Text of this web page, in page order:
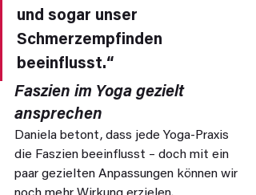
und sogar unser
Schmerzempfinden
beeinflusst.“
Faszien im Yoga gezielt
ansprechen
Daniela betont, dass jede Yoga-Praxis
die Faszien beeinflusst – doch mit ein
paar gezielten Anpassungen können wir